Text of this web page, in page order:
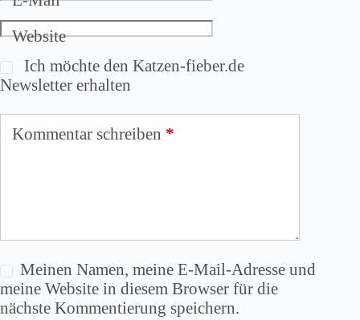
Website
Ich möchte den Katzen-fieber.de
Newsletter erhalten
Kommentar schreiben *
Meinen Namen, meine E-Mail-Adresse und
meine Website in diesem Browser für die
nächste Kommentierung speichern.